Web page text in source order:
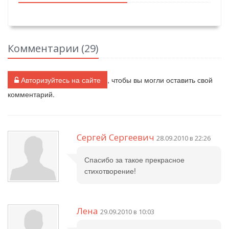
Комментарии (29)
Авторизуйтесь на сайте
, чтобы вы могли оставить свой
комментарий.
Сергей Сергеевич 28.09.2010 в 22:26
Спасибо за такое прекрасное
стихотворение!
Лена 29.09.2010 в 10:03